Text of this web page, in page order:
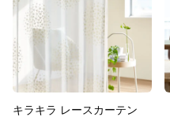
キラキラ レースカーテン